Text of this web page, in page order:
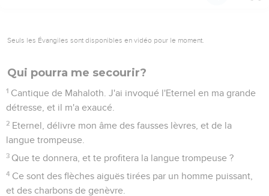
Seuls les Évangiles sont disponibles en vidéo pour le moment.
Qui pourra me secourir?
1 Cantique de Mahaloth. J'ai invoqué l'Eternel en ma grande
détresse, et il m'a exaucé.
2 Eternel, délivre mon âme des fausses lèvres, et de la
langue trompeuse.
3 Que te donnera, et te profitera la langue trompeuse ?
4 Ce sont des flèches aiguës tirées par un homme puissant,
et des charbons de genèvre.